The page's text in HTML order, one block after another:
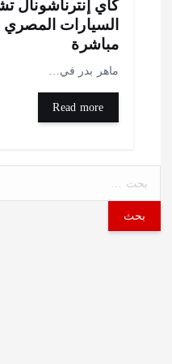
إنترناشونال تشيد
المصري وتقرر
بدر في…